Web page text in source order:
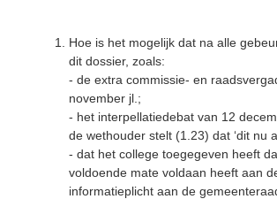
Hoe is het mogelijk dat na alle
dit dossier, zoals:
- de extra commissie- en
november jl.;
- het interpellatiedebat van 12
de wethouder stelt (1.23) dat ‘dit nu
- dat het college toegegeven heeft
voldoende mate voldaan heeft aan
informatieplicht aan de